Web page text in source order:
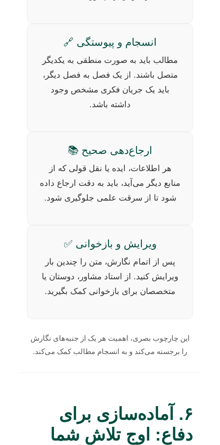
انسجام و پیوستگی 🔗
مطالب باید به صورت منطقی به یکدیگر
متصل باشند. از یک فصل به فصل دیگر،
باید یک جریان فکری مشخص وجود
داشته باشد.
ارجاع‌دهی صحیح 📚
هر اطلاعات، ایده یا نقل قولی که از
منابع دیگر می‌آید، باید به دقت ارجاع داده
شود تا از سرقت علمی جلوگیری شود.
ویرایش و بازخوانی ✅
پس از اتمام نگارش، متن را چندین بار
ویرایش کنید. از استاد مشاور، دوستان یا
متخصصان برای بازخوانی کمک بگیرید.
این چارچوب بصری، اهمیت هر یک از جنبه‌های نگارش
را برجسته می‌کند و به انسجام مطالب کمک می‌کند.
۶. آماده‌سازی برای
دفاع: اوج تلاش شما